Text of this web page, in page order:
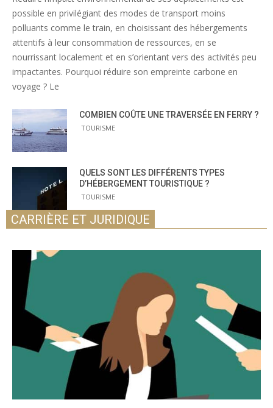
possible en privilégiant des modes de transport moins
polluants comme le train, en choisissant des hébergements
attentifs à leur consommation de ressources, en se
nourrissant localement et en s’orientant vers des activités peu
impactantes. Pourquoi réduire son empreinte carbone en
voyage ? Le
COMBIEN COÛTE UNE TRAVERSÉE EN FERRY ?
TOURISME
QUELS SONT LES DIFFÉRENTS TYPES
D’HÉBERGEMENT TOURISTIQUE ?
TOURISME
CARRIÈRE ET JURIDIQUE